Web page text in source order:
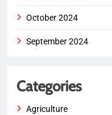
October 2024
September 2024
Categories
Agriculture